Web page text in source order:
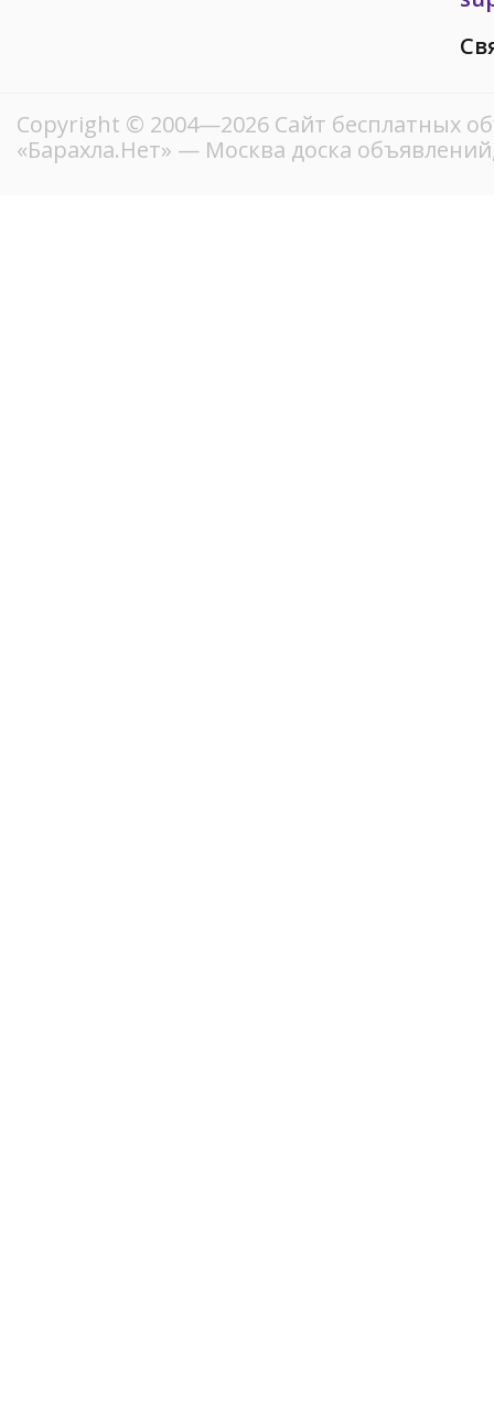
Copyright © 2004—2026 Сайт бесплатных
«Барахла.Нет» — Москва доска